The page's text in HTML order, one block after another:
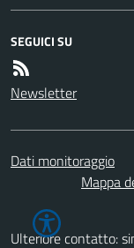
SEGUICI SU
Newsletter
Dati monitoraggio
Mappa
Ulteriore contatto: